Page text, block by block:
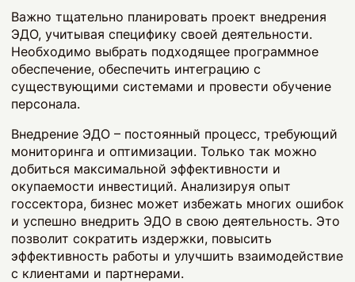
Важно тщательно планировать проект внедрения
ЭДО, учитывая специфику своей деятельности.
Необходимо выбрать подходящее программное
обеспечение, обеспечить интеграцию с
существующими системами и провести обучение
персонала.
Внедрение ЭДО – постоянный процесс, требующий
мониторинга и оптимизации. Только так можно
добиться максимальной эффективности и
окупаемости инвестиций. Анализируя опыт
госсектора, бизнес может избежать многих ошибок
и успешно внедрить ЭДО в свою деятельность. Это
позволит сократить издержки, повысить
эффективность работы и улучшить взаимодействие
с клиентами и партнерами.